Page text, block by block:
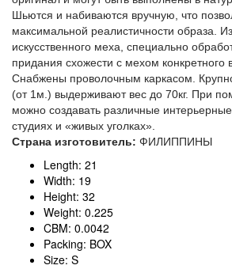
Шьются и набиваются вручную, что
максимальной реалистичности образа.
искусственного меха, специально
придания схожести с мехом конкретного
Снабжены проволочным каркасом.
(от 1м.) выдерживают вес до 70кг. При
можно создавать различные
студиях и «живых уголках».
Страна изготовитель: ФИЛИППИНЫ
Length: 21
Width: 19
Height: 32
Weight: 0.225
CBM: 0.0042
Packing: BOX
Size: S